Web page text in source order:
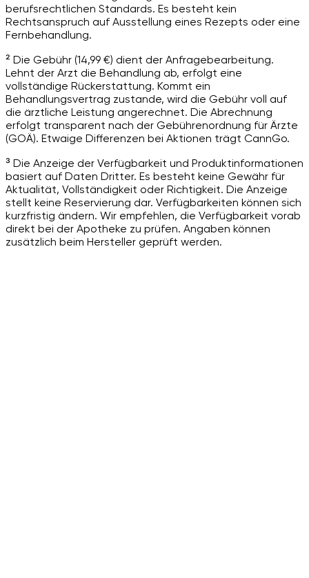
berufsrechtlichen Standards. Es besteht kein
Rechtsanspruch auf Ausstellung eines Rezepts oder eine
Fernbehandlung.
² Die Gebühr (14,99 €) dient der Anfragebearbeitung.
Lehnt der Arzt die Behandlung ab, erfolgt eine
vollständige Rückerstattung. Kommt ein
Behandlungsvertrag zustande, wird die Gebühr voll auf
die ärztliche Leistung angerechnet. Die Abrechnung
erfolgt transparent nach der Gebührenordnung für Ärzte
(GOÄ). Etwaige Differenzen bei Aktionen trägt CannGo.
³ Die Anzeige der Verfügbarkeit und Produktinformationen
basiert auf Daten Dritter. Es besteht keine Gewähr für
Aktualität, Vollständigkeit oder Richtigkeit. Die Anzeige
stellt keine Reservierung dar. Verfügbarkeiten können sich
kurzfristig ändern. Wir empfehlen, die Verfügbarkeit vorab
direkt bei der Apotheke zu prüfen. Angaben können
zusätzlich beim Hersteller geprüft werden.